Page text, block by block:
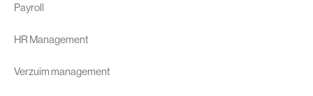
Payroll
HR Management
Verzuim management